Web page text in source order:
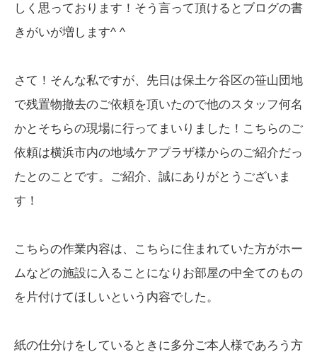
しく思っております！そう言って頂けるとブログの書
きがいが増します^ ^
さて！そんな私ですが、先日は保土ケ谷区の笹山団地
で残置物撤去のご依頼を頂いたので他のスタッフ何名
かとそちらの現場に行ってまいりました！こちらのご
依頼は横浜市内の地域ケアプラザ様からのご紹介だっ
たとのことです。ご紹介、誠にありがとうございま
す！
こちらの作業内容は、こちらに住まれていた方がホー
ムなどの施設に入ることになりお部屋の中全てのもの
を片付けてほしいという内容でした。
紙の仕分けをしているときに多分ご本人様であろう方